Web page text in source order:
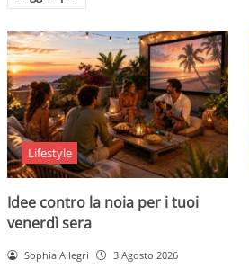
Lifestyle
Idee contro la noia per i tuoi
venerdì sera
Sophia Allegri 3 Agosto 2026